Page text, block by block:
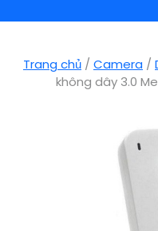
Trang chủ / Camera /
không dây 3.0